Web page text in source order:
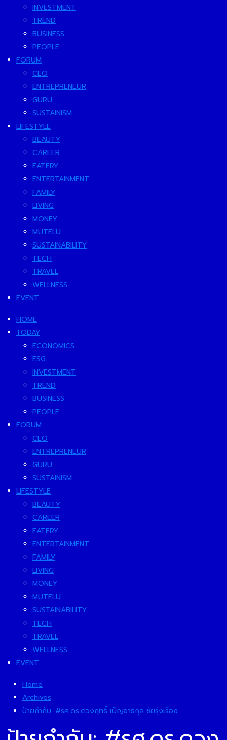
INVESTMENT
TREND
BUSINESS
PEOPLE
FORUM
CEO
ENTREPRENEUR
GURU
SUSTAINISM
LIFESTYLE
BEAUTY
CAREER
EATERY
ENTERTAINMENT
FAMILY
LIVING
MONEY
MUTELU
SUSTAINABILITY
TECH
TRAVEL
WELLNESS
EVENT
HOME
TODAY
ECONOMICS
ESG
INVESTMENT
TREND
BUSINESS
PEOPLE
FORUM
CEO
ENTREPRENEUR
GURU
SUSTAINISM
LIFESTYLE
BEAUTY
CAREER
EATERY
ENTERTAINMENT
FAMILY
LIVING
MONEY
MUTELU
SUSTAINABILITY
TECH
TRAVEL
WELLNESS
EVENT
Home
Archives
ป้ายกำกับ: #รศ.ดร.ดวงฤทธิ์ เบ็ญจาธิกุล ชัยรุ่งเรือง